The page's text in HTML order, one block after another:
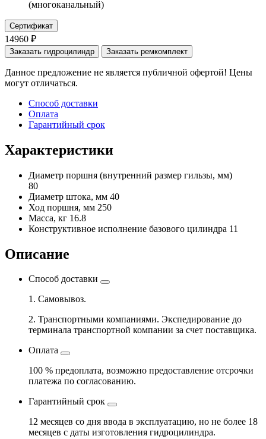
(многоканальный)
Сертификат
14960 ₽
Заказать гидроцилиндр Заказать ремкомплект
Данное предложение не является публичной офертой! Цены
могут отличаться.
Способ доставки
Оплата
Гарантийный срок
Характеристики
Диаметр поршня (внутренний размер гильзы, мм)
80
Диаметр штока, мм 40
Ход поршня, мм 250
Масса, кг 16.8
Конструктивное исполнение базового цилиндра 11
Описание
Способ доставки
1. Самовывоз.
2. Транспортными компаниями. Экспедирование до
терминала транспортной компании за счет поставщика.
Оплата
100 % предоплата, возможно предоставление отсрочки
платежа по согласованию.
Гарантийный срок
12 месяцев со дня ввода в эксплуатацию, но не более 18
месяцев с даты изготовления гидроцилиндра.